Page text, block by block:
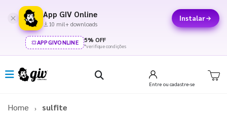
App GIV Online
10 mil+ downloads
Instalar
APPGIVONLINE 5% OFF
*verifique condições
Entre ou cadastre-se
Home sulfite